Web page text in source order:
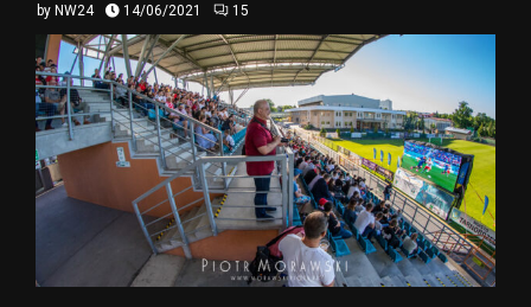
by NW24 14/06/2021 15